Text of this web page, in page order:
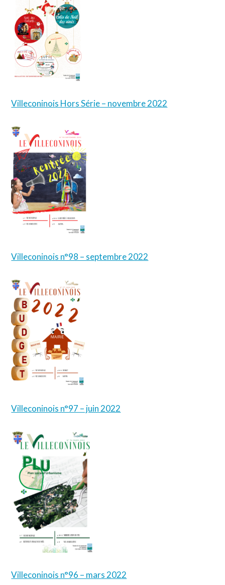
Villeconinois Hors Série – novembre 2022
Villeconinois n°98 – septembre 2022
Villeconinois n°97 – juin 2022
Villeconinois n°96 – mars 2022